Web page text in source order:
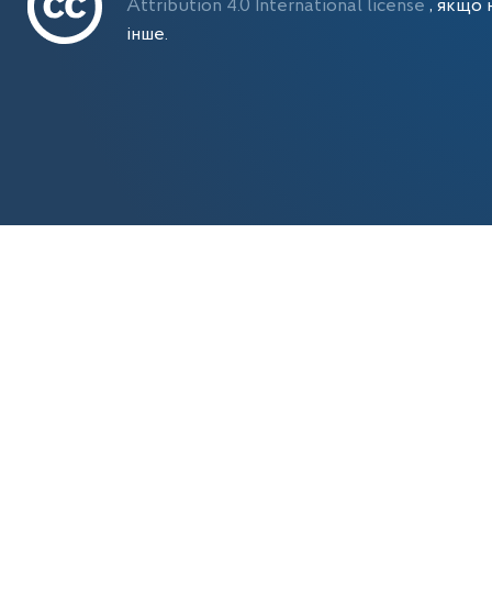
Attribution 4.0 International license , якщо
інше.